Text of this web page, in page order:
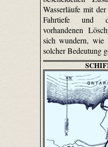
Wasserläufe mit
Fahrtiefe und
vorhandenen
sich wundern, wie
solcher Bedeutung